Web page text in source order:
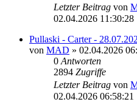
Letzter Beitrag von
02.04.2026 11:30:28
Pullaski - Carter -
von MAD » 02.04.2026
0 Antworten
2894 Zugriffe
Letzter Beitrag von
02.04.2026 06:58:21